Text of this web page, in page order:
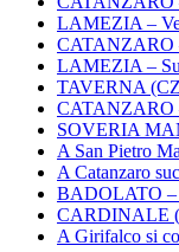
LAMEZIA –
CATANZARO
LAMEZIA –
TAVERNA
CATANZARO
SOVERIA
A San Pietro
A Catanzaro
BADOLATO –
CARDINALE
A Girifalco si